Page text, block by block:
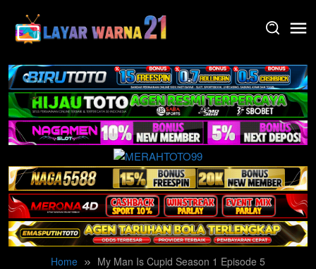
content
Home
My Man Is Cupid Season 1 Episode 5